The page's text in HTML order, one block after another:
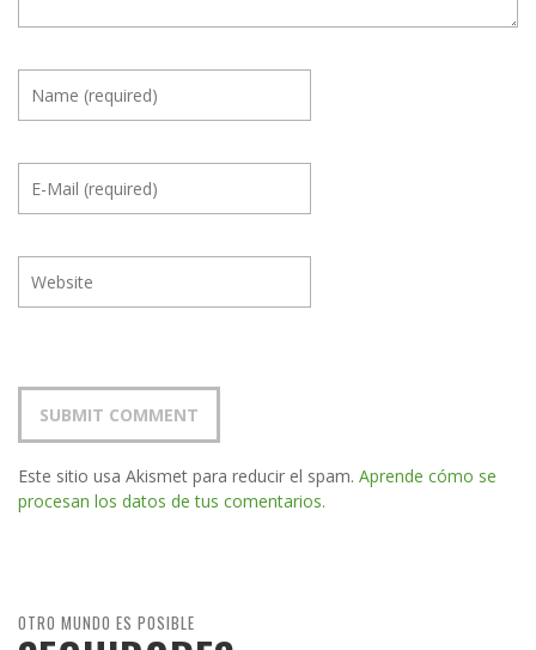
Este sitio usa Akismet para reducir el spam. Aprende cómo se
procesan los datos de tus comentarios.
OTRO MUNDO ES POSIBLE